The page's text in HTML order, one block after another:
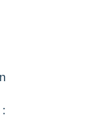
: